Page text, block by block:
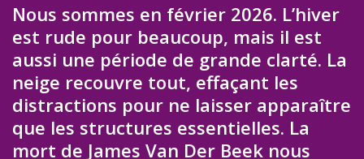
Nous sommes en février 2026. L’hiver
est rude pour beaucoup, mais il est
aussi une période de grande clarté. La
neige recouvre tout, effaçant les
distractions pour ne laisser apparaître
que les structures essentielles. La
mort de James Van Der Beek nous